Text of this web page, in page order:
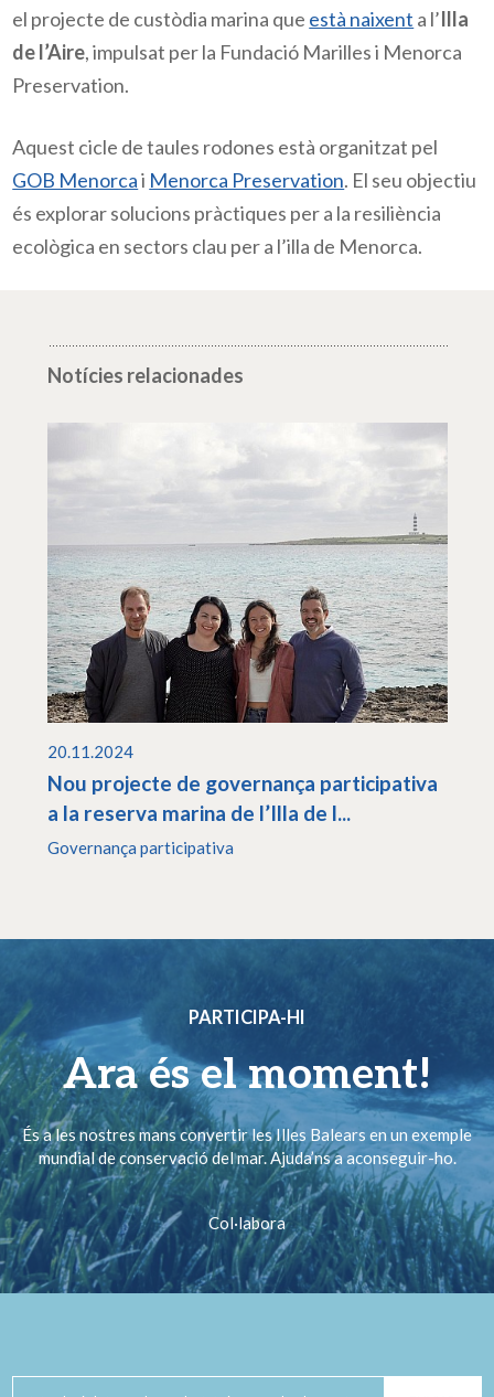
el projecte de custòdia marina que està naixent a l’Illa
de l’Aire, impulsat per la Fundació Marilles i Menorca
Preservation.
Aquest cicle de taules rodones està organitzat pel
GOB Menorcai Menorca Preservation. El seu objectiu
és explorar solucions pràctiques per a la resiliència
ecològica en sectors clau per a l’illa de Menorca.
Notícies relacionades
20.11.2024
Nou projecte de governança participativa
a la reserva marina de l’Illa de l...
Governança participativa
PARTICIPA-HI
Ara és el moment!
És a les nostres mans convertir les Illes Balears en un exemple
mundial de conservació del mar. Ajuda’ns a aconseguir-ho.
Col·labora